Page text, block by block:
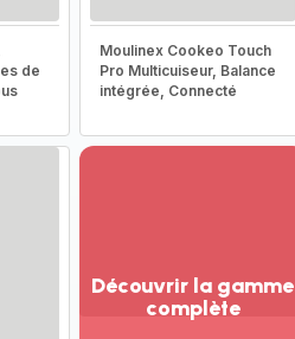
de
Moulinex Cookeo Touch
Pro Multicuiseur, Balance
intégrée, Connecté
Découvrir la gamme
complète